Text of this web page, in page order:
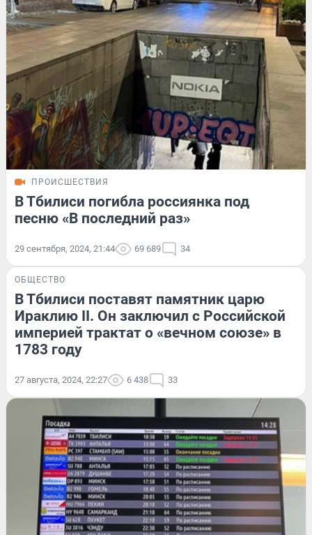
ПРОИСШЕСТВИЯ
В Тбилиси погибла россиянка под
песню «В последний раз»
29 сентября, 2024, 21:44 69 689 34
ОБЩЕСТВО
В Тбилиси поставят памятник царю
Ираклию II. Он заключил с Российской
империей трактат о «вечном союзе» в
1783 году
27 августа, 2024, 22:27 6 438 33